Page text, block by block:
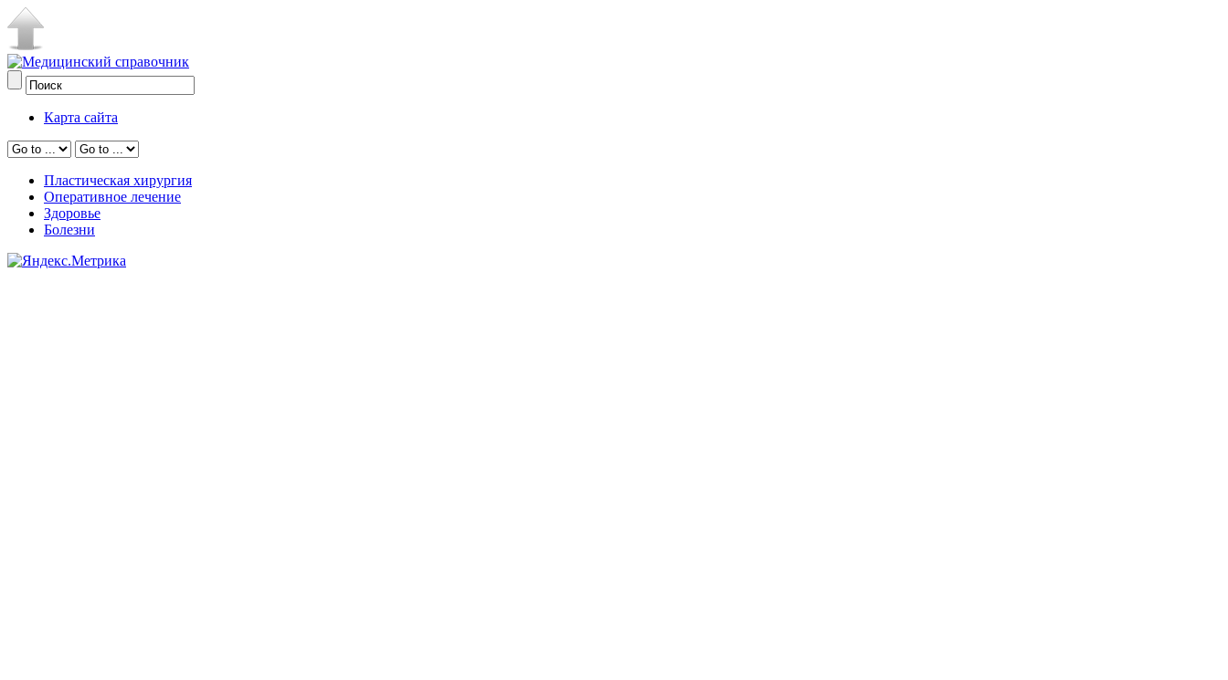
Карта сайта
Пластическая хирургия
Оперативное лечение
Здоровье
Болезни